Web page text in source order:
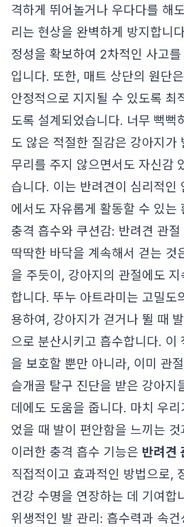
격하게 뛰어놀거나 우다다를 해
리는 현상을 완벽하게 방지합니
정성을 확보하여 2차적인 사고
입니다. 또한, 매트 상단의 원단
안정적으로 지지될 수 있도록 최
도록 설계되었습니다. 너무 뻑뻑
도 않은 적절한 질감은 강아지가
무리를 주지 않으면서도 자신감
습니다. 이는 반려견이 심리적인
에서도 자유롭게 활동할 수 있는
충격 흡수와 쿠션감: 반려견 관절
딱딱한 바닥을 계속해서 걷는 것
을 주듯이, 강아지의 관절에도
합니다. 뚜누 아트라미는 고밀도
용하여, 강아지가 걷거나 뛸 때
으로 분산시키고 흡수합니다. 이
을 보호할 뿐만 아니라, 이미 관
슬개골 탈구 진단을 받은 강아지
데에도 도움을 줍니다. 마치 우
었을 때 발이 편안함을 느끼는
이러한 충격 흡수 기능은 반려견
직접적이고 효과적인 방법으로,
건강 수명을 연장하는 데 기여합
위생적인 발 관리: 흡수력과 속건